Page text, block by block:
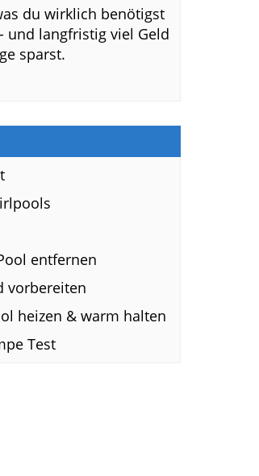
du wirklich benötigst
und langfristig viel Geld
sparst.
entfernen
vorbereiten
heizen & warm halten
Test